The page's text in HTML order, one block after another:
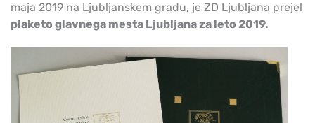
maja 2019 na Ljubljanskem gradu, je ZD Ljubljana prejel
plaketo glavnega mesta Ljubljana za leto 2019.